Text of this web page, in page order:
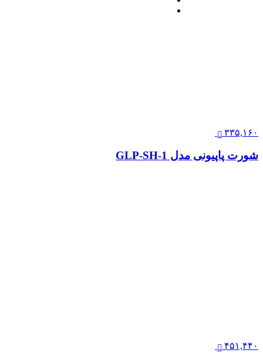
۳۳۵,۱۶۰
شورت پاپیونی مدل GLP-SH-1
۴۵۱,۴۴۰